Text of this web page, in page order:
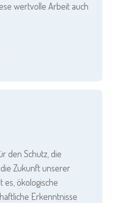
wertvolle Arbeit auch
den Schutz, die
Zukunft unserer
es, ökologische
Erkenntnisse